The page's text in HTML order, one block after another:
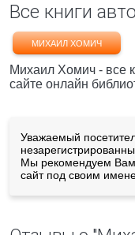
Все книги
МИХАИЛ ХОМИЧ
Михаил Хомич - все
сайте онлайн
Уважаемый
Мы рекомендуем Вам
сайт под своим